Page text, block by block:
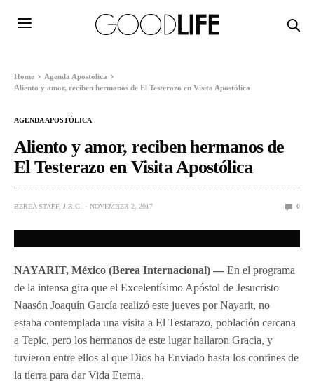
Home
Agenda Apostólica
Aliento y amor, reciben hermanos de El Testerazo en Visita Apostólica
AGENDA APOSTÓLICA
Aliento y amor, reciben hermanos de
El Testerazo en Visita Apostólica
BEREA STAFF, J.R.G. NOVEMBER 2, 2017 0
NAYARIT, México (Berea Internacional) —En el programa
de la intensa gira que el Excelentísimo Apóstol de Jesucristo
Naasón Joaquín García realizó este jueves por Nayarit, no
estaba contemplada una visita a El Testarazo, población cercana
a Tepic, pero los hermanos de este lugar hallaron Gracia, y
tuvieron entre ellos al que Dios ha Enviado hasta los confines de
la tierra paradar Vida Eterna.